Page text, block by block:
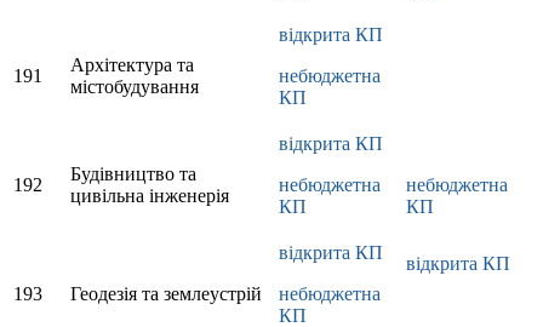
191
Архітектура та
містобудування
відкрита КП
небюджетна
КП
192
Будівництво та
цивільна інженерія
відкрита КП
небюджетна
КП
небюджетна
КП
193 Геодезія та землеустрій
відкрита КП
небюджетна
КП
відкрита КП